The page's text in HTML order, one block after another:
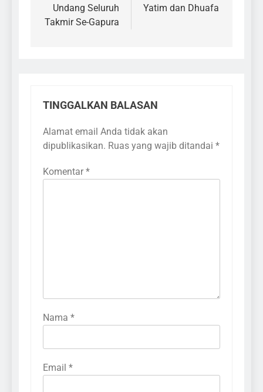
Undang Seluruh
Takmir Se-Gapura
Yatim dan Dhuafa
TINGGALKAN BALASAN
Alamat email Anda tidak akan
dipublikasikan. Ruas yang wajib ditandai *
Komentar *
Nama *
Email *